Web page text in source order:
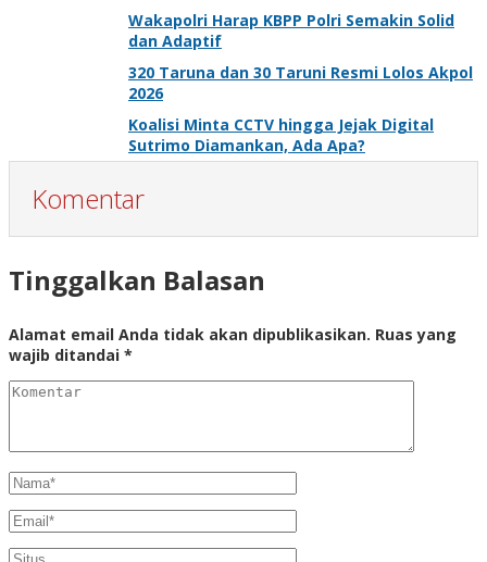
Wakapolri Harap KBPP Polri Semakin Solid
dan Adaptif
320 Taruna dan 30 Taruni Resmi Lolos Akpol
2026
Koalisi Minta CCTV hingga Jejak Digital
Sutrimo Diamankan, Ada Apa?
Komentar
Tinggalkan Balasan
Alamat email Anda tidak akan dipublikasikan. Ruas yang
wajib ditandai *